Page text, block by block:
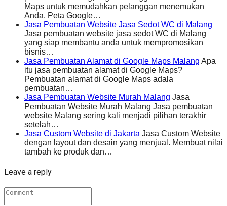
Maps untuk memudahkan pelanggan menemukan
Anda. Peta Google…
Jasa Pembuatan Website Jasa Sedot WC di Malang
Jasa pembuatan website jasa sedot WC di Malang
yang siap membantu anda untuk mempromosikan
bisnis…
Jasa Pembuatan Alamat di Google Maps Malang Apa
itu jasa pembuatan alamat di Google Maps?
Pembuatan alamat di Google Maps adala
pembuatan…
Jasa Pembuatan Website Murah Malang Jasa
Pembuatan Website Murah Malang Jasa pembuatan
website Malang sering kali menjadi pilihan terakhir
setelah…
Jasa Custom Website di Jakarta Jasa Custom Website
dengan layout dan desain yang menjual. Membuat nilai
tambah ke produk dan…
Leave a reply